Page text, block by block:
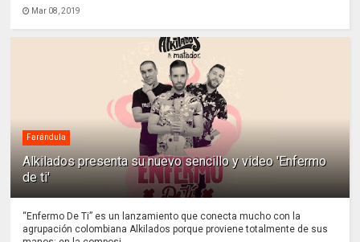
Mar 08, 2019
Farándula
Alkilados presenta su nuevo sencillo y video 'Enfermo
de ti'
“Enfermo De Ti” es un lanzamiento que conecta mucho con la
agrupación colombiana Alkilados porque proviene totalmente de sus